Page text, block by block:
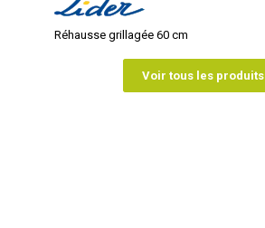
Réhausse grillagée 60 cm
Voir tous les produits